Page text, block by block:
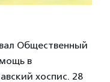
Общественный
в
хоспис. 28